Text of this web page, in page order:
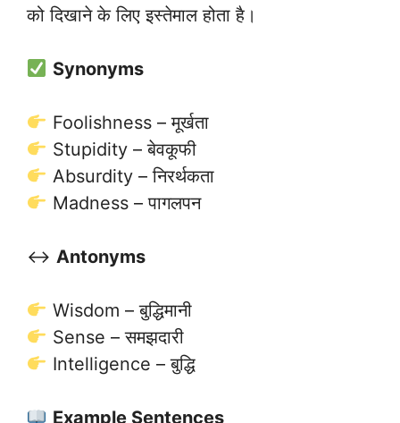
को दिखाने के लिए इस्तेमाल होता है।
Synonyms
Foolishness – मूर्खता
Stupidity – बेवकूफी
Absurdity – निरर्थकता
Madness – पागलपन
↔️ Antonyms
Wisdom – बुद्धिमानी
Sense – समझदारी
Intelligence – बुद्धि
Example Sentences